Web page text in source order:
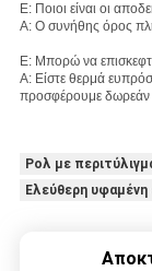
Ε: Ποιοι είναι οι
Α: Ο συνήθης όρος
Ε: Μπορώ να
Α: Είστε θερμά
προσφέρουμε δωρεάν
Ρολ με
Ελεύθερη